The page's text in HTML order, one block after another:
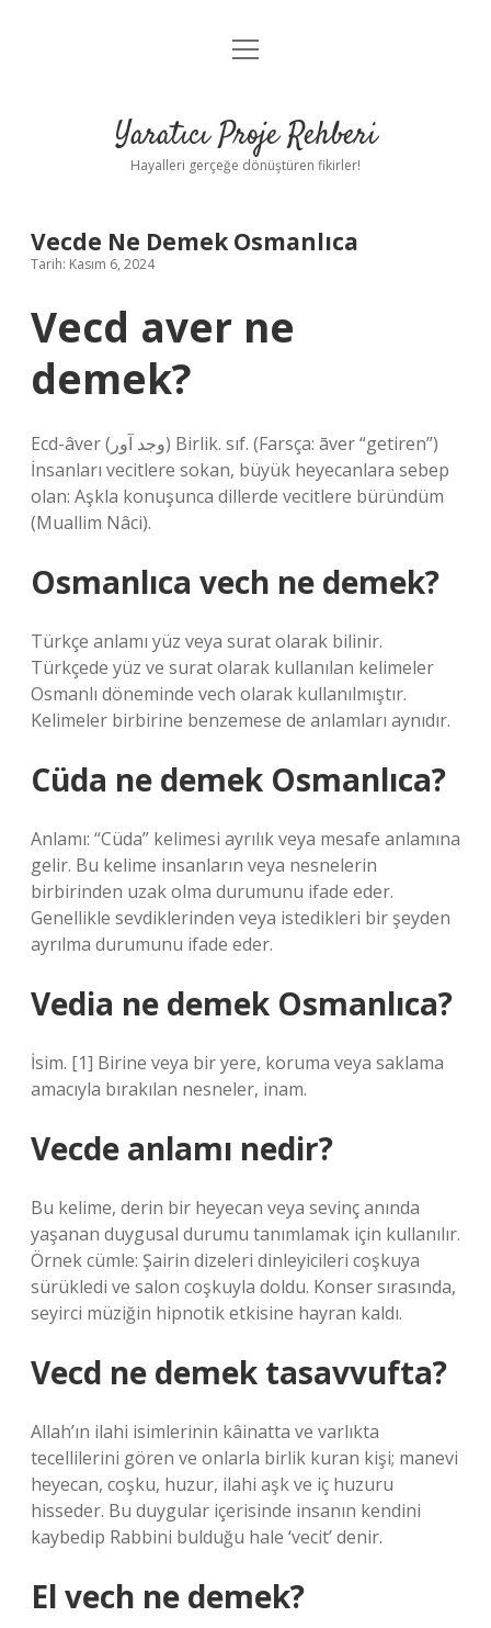
Anasayfa
Yasal Uyarı
menüyü
Yaratıcı Proje Rehberi
Hayalleri gerçeğe dönüştüren fikirler!
Vecde Ne Demek Osmanlıca
Tarih: Kasım 6, 2024
Vecd aver ne
demek?
Ecd-âver (ﻭﺟﺪ ﺁﻭﺭ) Birlik. sıf. (Farsça: āver “getiren”)
İnsanları vecitlere sokan, büyük heyecanlara sebep
olan: Aşkla konuşunca dillerde vecitlere büründüm
(Muallim Nâci).
Osmanlıca vech ne demek?
Türkçe anlamı yüz veya surat olarak bilinir.
Türkçede yüz ve surat olarak kullanılan kelimeler
Osmanlı döneminde vech olarak kullanılmıştır.
Kelimeler birbirine benzemese de anlamları aynıdır.
Cüda ne demek Osmanlıca?
Anlamı: “Cüda” kelimesi ayrılık veya mesafe anlamına
gelir. Bu kelime insanların veya nesnelerin
birbirinden uzak olma durumunu ifade eder.
Genellikle sevdiklerinden veya istedikleri bir şeyden
ayrılma durumunu ifade eder.
Vedia ne demek Osmanlıca?
İsim. [1] Birine veya bir yere, koruma veya saklama
amacıyla bırakılan nesneler, inam.
Vecde anlamı nedir?
Bu kelime, derin bir heyecan veya sevinç anında
yaşanan duygusal durumu tanımlamak için kullanılır.
Örnek cümle: Şairin dizeleri dinleyicileri coşkuya
sürükledi ve salon coşkuyla doldu. Konser sırasında,
seyirci müziğin hipnotik etkisine hayran kaldı.
Vecd ne demek tasavvufta?
Allah’ın ilahi isimlerinin kâinatta ve varlıkta
tecellilerini gören ve onlarla birlik kuran kişi; manevi
heyecan, coşku, huzur, ilahi aşk ve iç huzuru
hisseder. Bu duygular içerisinde insanın kendini
kaybedip Rabbini bulduğu hale ‘vecit’ denir.
El vech ne demek?